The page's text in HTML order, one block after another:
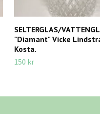
SELTERGLAS/
"Diamant" Vicke
Kosta.
150 kr